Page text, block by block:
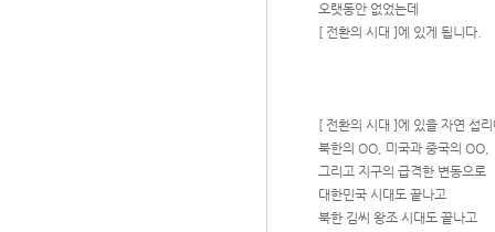
오랫동안 없었는데
[ 전환의 시대 ]에 있게 됩니다.
[ 전환의 시대 ]에 있을 자연 섭
북한의 OO, 미국과 중국의 OO,
그리고 지구의 급격한 변동으로
대한민국 시대도 끝나고
북한 김씨 왕조 시대도 끝나고